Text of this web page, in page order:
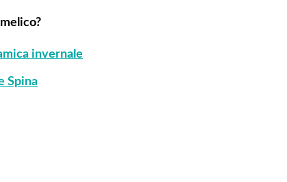
invernale
Spina